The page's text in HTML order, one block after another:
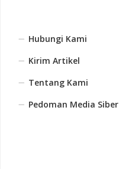
Hubungi Kami
Kirim Artikel
Tentang Kami
Pedoman Media Siber